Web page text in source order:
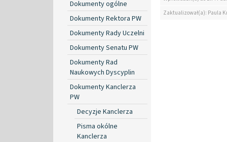
Dokumenty ogólne
Dokumenty Rektora PW
Dokumenty Rady Uczelni
Dokumenty Senatu PW
Dokumenty Rad
Naukowych Dyscyplin
Dokumenty Kanclerza
PW
Decyzje Kanclerza
Pisma okólne
Kanclerza
Zaktualizował(a): Paula